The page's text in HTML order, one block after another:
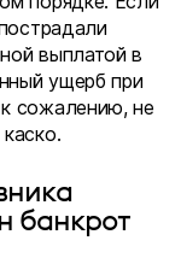
выплатой в
ущерб при
сожалению, не
банкрот